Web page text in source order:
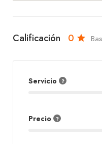
Calificación 0
Servicio
Precio